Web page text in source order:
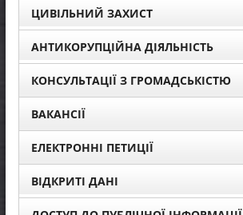
ЦИВІЛЬНИЙ ЗАХИСТ
АНТИКОРУПЦІЙНА ДІЯЛЬНІСТЬ
КОНСУЛЬТАЦІЇ З ГРОМАДСЬКІСТЮ
ВАКАНСІЇ
ЕЛЕКТРОННІ ПЕТИЦІЇ
ВІДКРИТІ ДАНІ